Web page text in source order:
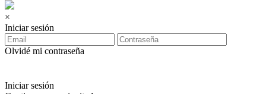
×
Iniciar sesión
Olvidé mi contraseña
Iniciar sesión